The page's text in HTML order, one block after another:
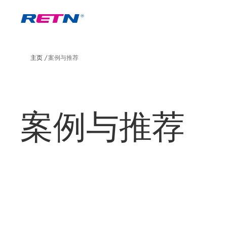
主页 案例与推荐
案例与推荐